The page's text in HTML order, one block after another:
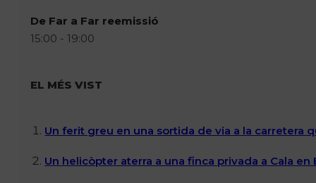
De Far a Far reemissió
15:00 - 19:00
EL MÉS VIST
Un ferit greu en una sortida de via a la carretera
Un helicòpter aterra a una finca privada a Cala